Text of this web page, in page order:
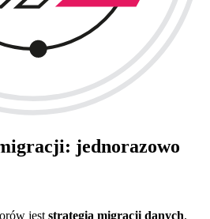
jednorazowo
jest strategia migracji danych.